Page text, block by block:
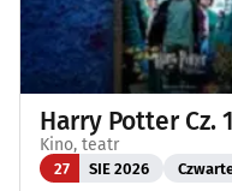
Harry Potter Cz.
Kino, teatr
27 SIE 2026